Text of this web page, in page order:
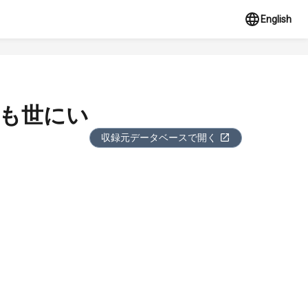
English
世にい
収録元データベースで開く